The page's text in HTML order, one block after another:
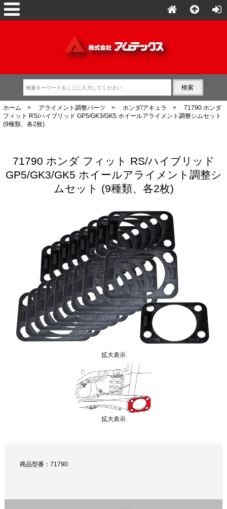
ホーム > アライメント調整パーツ > ホンダ/アキュラ
> 71790 ホンダ
フィット RS/ハイブリッド GP5/GK3/GK5 ホイールアライメント調整シムセット
(9種類、各2枚)
71790 ホンダ フィット RS/ハイブリッド
GP5/GK3/GK5 ホイールアライメント調整シ
ムセット (9種類、各2枚)
拡大表示
拡大表示
商品型番：71790